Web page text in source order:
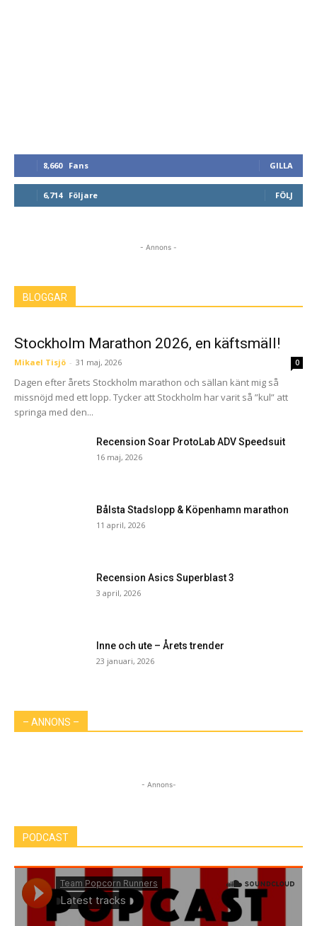
8,660 Fans GILLA
6,714 Följare FÖLJ
- Annons -
BLOGGAR
Stockholm Marathon 2026, en käftsmäll!
Mikael Tisjö - 31 maj, 2026 0
Dagen efter årets Stockholm marathon och sällan känt mig så
missnöjd med ett lopp. Tycker att Stockholm har varit så ”kul” att
springa med den...
Recension Soar ProtoLab ADV Speedsuit
16 maj, 2026
Bålsta Stadslopp & Köpenhamn marathon
11 april, 2026
Recension Asics Superblast 3
3 april, 2026
Inne och ute – Årets trender
23 januari, 2026
– ANNONS –
- Annons-
PODCAST